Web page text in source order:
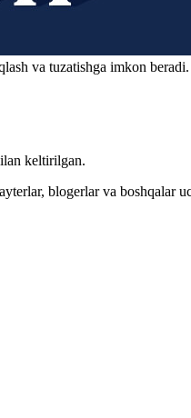
va tuzatishga imkon beradi.
keltirilgan.
blogerlar va boshqalar